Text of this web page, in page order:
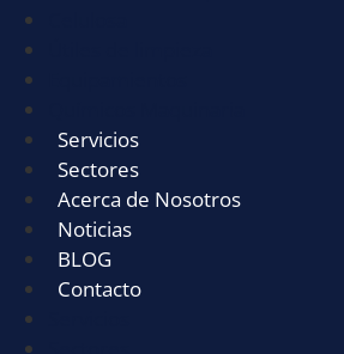
Servicios
Sectores
Acerca de Nosotros
Noticias
BLOG
Contacto